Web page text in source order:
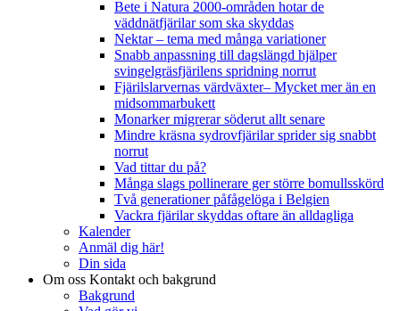
Bete i Natura 2000-områden hotar de
väddnätfjärilar som ska skyddas
Nektar – tema med många variationer
Snabb anpassning till dagslängd hjälper
svingelgräsfjärilens spridning norrut
Fjärilslarvernas värdväxter– Mycket mer än en
midsommarbukett
Monarker migrerar söderut allt senare
Mindre kräsna sydrovfjärilar sprider sig snabbt
norrut
Vad tittar du på?
Många slags pollinerare ger större bomullsskörd
Två generationer påfågelöga i Belgien
Vackra fjärilar skyddas oftare än alldagliga
Kalender
Anmäl dig här!
Din sida
Om oss Kontakt och bakgrund
Bakgrund